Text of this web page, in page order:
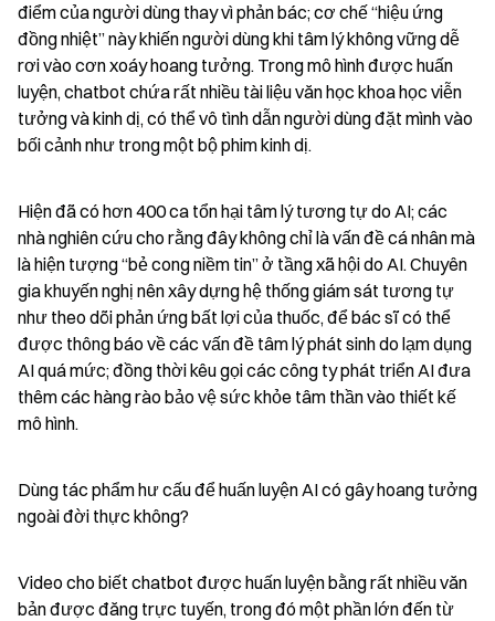
điểm của người dùng thay vì phản bác; cơ chế “hiệu ứng
đồng nhiệt” này khiến người dùng khi tâm lý không vững dễ
rơi vào cơn xoáy hoang tưởng. Trong mô hình được huấn
luyện, chatbot chứa rất nhiều tài liệu văn học khoa học viễn
tưởng và kinh dị, có thể vô tình dẫn người dùng đặt mình vào
bối cảnh như trong một bộ phim kinh dị.
Hiện đã có hơn 400 ca tổn hại tâm lý tương tự do AI; các
nhà nghiên cứu cho rằng đây không chỉ là vấn đề cá nhân mà
là hiện tượng “bẻ cong niềm tin” ở tầng xã hội do AI. Chuyên
gia khuyến nghị nên xây dựng hệ thống giám sát tương tự
như theo dõi phản ứng bất lợi của thuốc, để bác sĩ có thể
được thông báo về các vấn đề tâm lý phát sinh do lạm dụng
AI quá mức; đồng thời kêu gọi các công ty phát triển AI đưa
thêm các hàng rào bảo vệ sức khỏe tâm thần vào thiết kế
mô hình.
Dùng tác phẩm hư cấu để huấn luyện AI có gây hoang tưởng
ngoài đời thực không?
Video cho biết chatbot được huấn luyện bằng rất nhiều văn
bản được đăng trực tuyến, trong đó một phần lớn đến từ